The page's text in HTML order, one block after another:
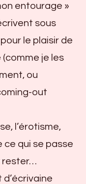
entourage »
sous
le plaisir de
je les
ou
out
l’érotisme,
ce qui se passe
rester…